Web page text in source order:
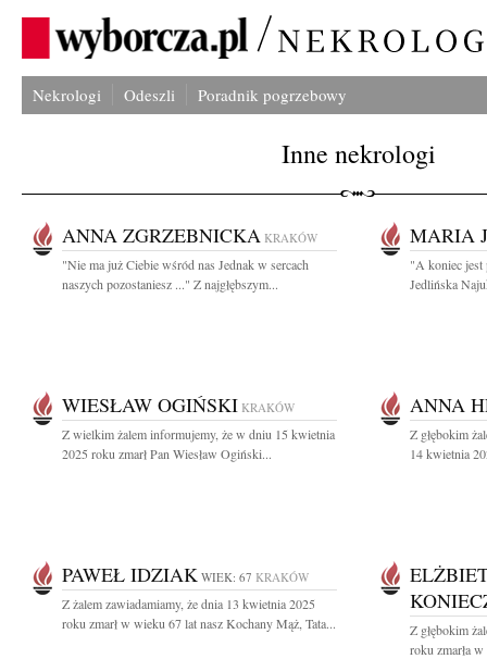
Nekrologi Odeszli Poradnik pogrzebowy
Inne nekrologi
ANNA ZGRZEBNICKA KRAKÓW
"Nie ma już Ciebie wśród nas Jednak w sercach
naszych pozostaniesz ..." Z najgłębszym...
MARIA
"A koniec jest
Jedlińska
WIESŁAW OGIŃSKI KRAKÓW
Z wielkim żalem informujemy, że w dniu 15 kwietnia
2025 roku zmarł Pan Wiesław Ogiński...
ANNA
Z głębokim
14 kwietnia
PAWEŁ IDZIAK WIEK: 67 KRAKÓW
Z żalem zawiadamiamy, że dnia 13 kwietnia 2025
roku zmarł w wieku 67 lat nasz Kochany Mąż, Tata...
Z głębokim
roku zmarła